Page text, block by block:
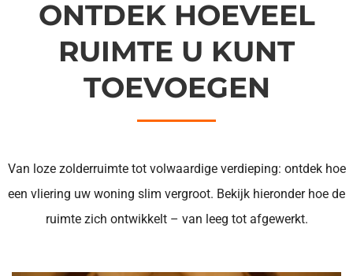
ONTDEK HOEVEEL
RUIMTE U KUNT
TOEVOEGEN
Van loze zolderruimte tot volwaardige verdieping: ontdek hoe
een vliering uw woning slim vergroot. Bekijk hieronder hoe de
ruimte zich ontwikkelt – van leeg tot afgewerkt.